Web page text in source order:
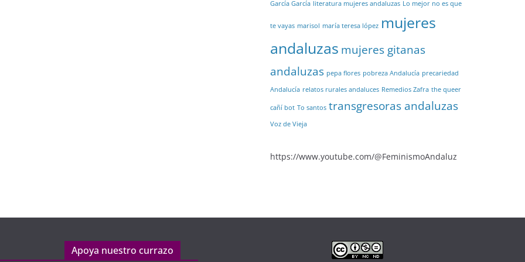
García García literatura mujeres andaluzas Lo mejor no es que
te vayas marisol maría teresa lópez mujeres
andaluzas mujeres gitanas
andaluzas pepa flores pobreza Andalucía precariedad
Andalucía relatos rurales andaluces Remedios Zafra the queer
cañí bot To santos transgresoras andaluzas
Voz de Vieja
https://www.youtube.com/@FeminismoAndaluz
Apoya nuestro currazo